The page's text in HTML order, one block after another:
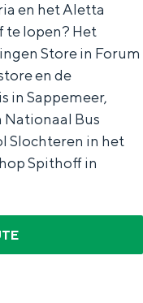
en het Aletta
te lopen? Het
Store in Forum
en de
in Sappemeer,
Nationaal Bus
Slochteren in het
Spithoff in